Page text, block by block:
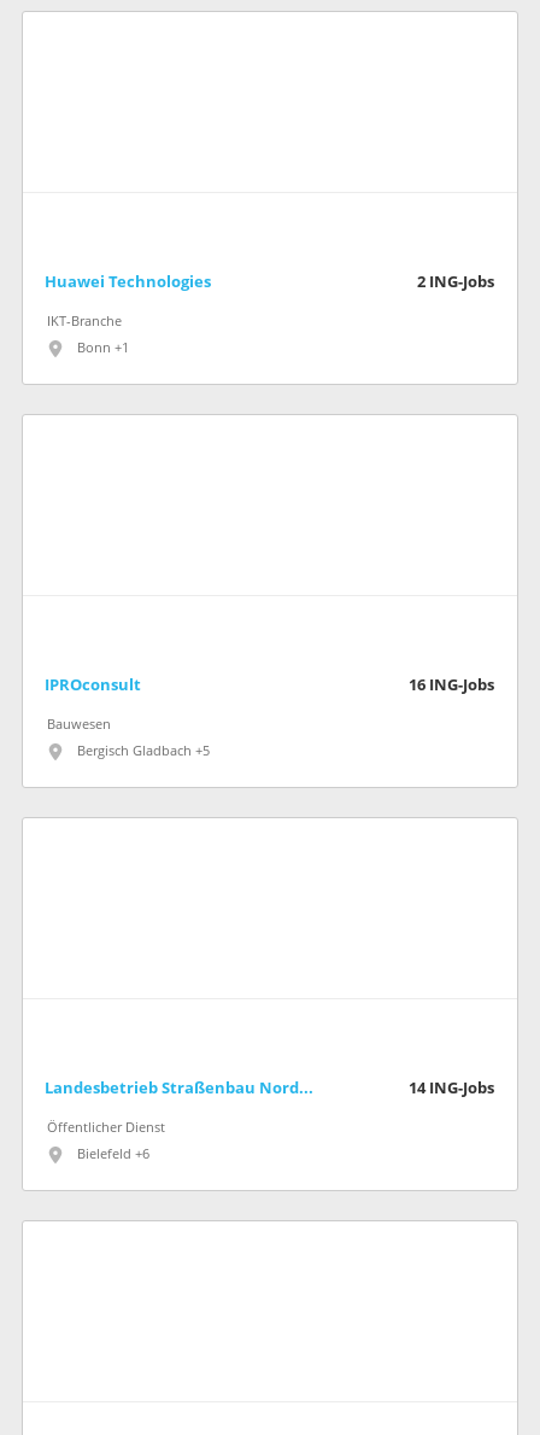
Huawei Technologies 2 ING-Jobs
IKT-Branche
Bonn +1
IPROconsult 16 ING-Jobs
Bauwesen
Bergisch Gladbach +5
Landesbetrieb Straßenbau Nordrhein-Westfalen 14 ING-Jobs
Öffentlicher Dienst
Bielefeld +6